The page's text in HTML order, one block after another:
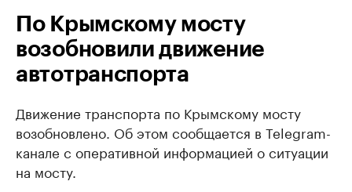
По Крымскому мосту
возобновили движение
автотранспорта
Движение транспорта по Крымскому мосту
возобновлено. Об этом сообщается в Telegram-
канале с оперативной информацией о ситуации
на мосту.